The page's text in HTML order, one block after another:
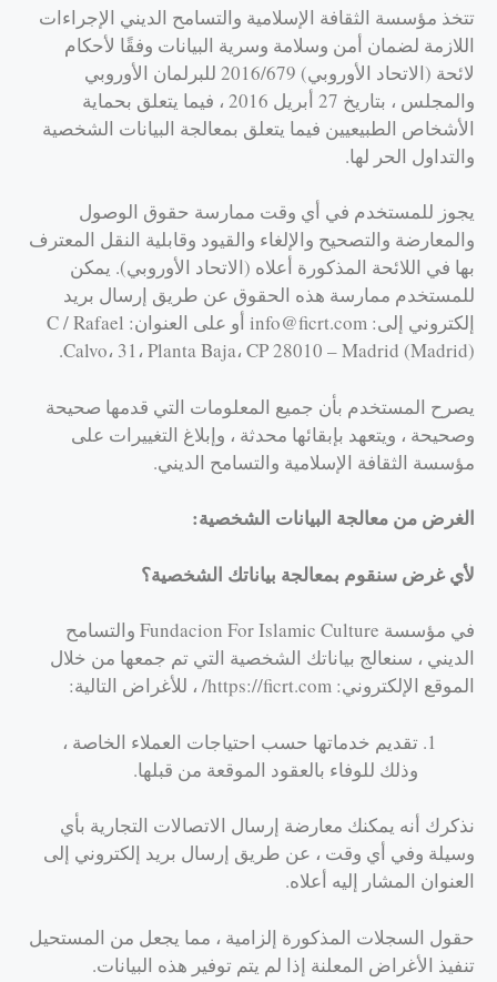
تتخذ مؤسسة الثقافة الإسلامية والتسامح الديني الإجراءات
اللازمة لضمان أمن وسلامة وسرية البيانات وفقًا لأحكام
لائحة (الاتحاد الأوروبي) 2016/679 للبرلمان الأوروبي
والمجلس ، بتاريخ 27 أبريل 2016 ، فيما يتعلق بحماية
الأشخاص الطبيعيين فيما يتعلق بمعالجة البيانات الشخصية
والتداول الحر لها.
يجوز للمستخدم في أي وقت ممارسة حقوق الوصول
والمعارضة والتصحيح والإلغاء والقيود وقابلية النقل المعترف
بها في اللائحة المذكورة أعلاه (الاتحاد الأوروبي). يمكن
للمستخدم ممارسة هذه الحقوق عن طريق إرسال بريد
إلكتروني إلى: info@ficrt.com أو على العنوان: C / Rafael
Calvo، 31، Planta Baja، CP 28010 – Madrid (Madrid).
يصرح المستخدم بأن جميع المعلومات التي قدمها صحيحة
وصحيحة ، ويتعهد بإبقائها محدثة ، وإبلاغ التغييرات على
مؤسسة الثقافة الإسلامية والتسامح الديني.
الغرض من معالجة البيانات الشخصية:
لأي غرض سنقوم بمعالجة بياناتك الشخصية؟
في مؤسسة Fundacion For Islamic Culture والتسامح
الديني ، سنعالج بياناتك الشخصية التي تم جمعها من خلال
الموقع الإلكتروني: https://ficrt.com/ ، للأغراض التالية:
تقديم خدماتها حسب احتياجات العملاء الخاصة ،
وذلك للوفاء بالعقود الموقعة من قبلها.
نذكرك أنه يمكنك معارضة إرسال الاتصالات التجارية بأي
وسيلة وفي أي وقت ، عن طريق إرسال بريد إلكتروني إلى
العنوان المشار إليه أعلاه.
حقول السجلات المذكورة إلزامية ، مما يجعل من المستحيل
تنفيذ الأغراض المعلنة إذا لم يتم توفير هذه البيانات.